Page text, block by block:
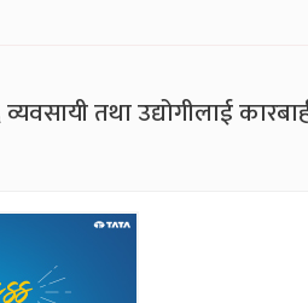
तथा उद्योगीलाई